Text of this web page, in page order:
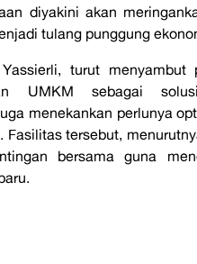
diyakini akan
tulang punggung
Yassierli, turut
UMKM sebagai
menekankan perlunya
Fasilitas tersebut,
bersama guna